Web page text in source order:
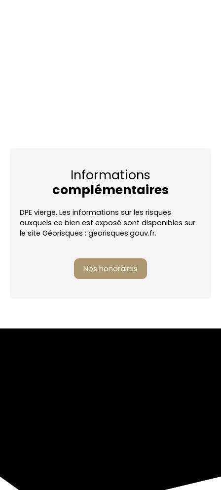
Informations
complémentaires
DPE vierge. Les informations sur les risques
auxquels ce bien est exposé sont disponibles sur
le site Géorisques : georisques.gouv.fr.
Nos honoraires